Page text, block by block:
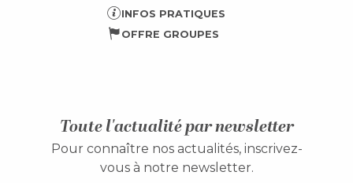
INFOS PRATIQUES
OFFRE GROUPES
Toute l'actualité par newsletter
Pour connaître nos actualités, inscrivez-
vous à notre newsletter.